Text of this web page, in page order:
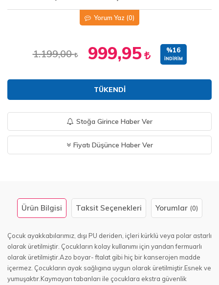
Yorum Yaz (0)
1.199,00 999,95 %16
İNDIRIM
TÜKENDI
Stoğa Girince Haber Ver
Fiyatı Düşünce Haber Ver
Ürün Bilgisi Taksit Seçenekleri Yorumlar (0)
Çocuk ayakkabılarımız, dışı PU deriden, içleri kürklü veya polar astarlı
olarak üretilmiştir. Çocukların kolay kullanımı için yandan fermuarlı
olarak üretilmiştir.Azo boyar- ftalat gibi hiç bir kanserojen madde
içermez. Çocukların ayak sağlıgına uygun olarak üretilmiştir.Esnek ve
yumuşaktır.Kaymayan tabanları ile çocuklara ekstra güvenlik